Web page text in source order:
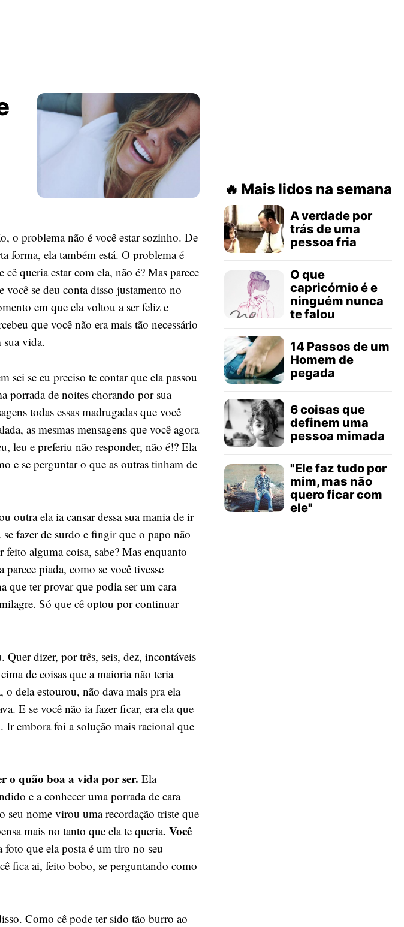
o problema não é você estar sozinho. De
forma, ela também está. O problema é
cê queria estar com ela, não é? Mas parece
você se deu conta disso justamento no
em que ela voltou a ser feliz e
que você não era mais tão necessário
sua vida.
sei se eu preciso te contar que ela passou
porrada de noites chorando por sua
todas essas madrugadas que você
as mesmas mensagens que você agora
leu e preferiu não responder, não é!? Ela
e se perguntar o que as outras tinham de
outra ela ia cansar dessa sua mania de ir
fazer de surdo e fingir que o papo não
alguma coisa, sabe? Mas enquanto
piada, como se você tivesse
que ter provar que podia ser um cara
Só que cê optou por continuar
Quer dizer, por três, seis, dez, incontáveis
de coisas que a maioria não teria
dela estourou, não dava mais pra ela
E se você não ia fazer ficar, era ela que
embora foi a solução mais racional que
o quão boa a vida por ser. Ela
e a conhecer uma porrada de cara
seu nome virou uma recordação triste que
mais no tanto que ela te queria. Você
foto que ela posta é um tiro no seu
fica ai, feito bobo, se perguntando como
Como cê pode ter sido tão burro ao
Mais lidos na semana
A verdade por
trás de uma
pessoa fria
O que
capricórnio é e
ninguém nunca
te falou
14 Passos de um
Homem de
pegada
6 coisas que
definem uma
pessoa mimada
"Ele faz tudo por
mim, mas não
quero ficar com
ele"